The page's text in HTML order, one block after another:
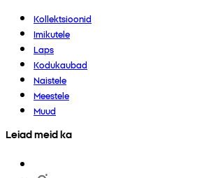
Kollektsioonid
Imikutele
Laps
Kodukaubad
Naistele
Meestele
Muud
Leiad meid ka